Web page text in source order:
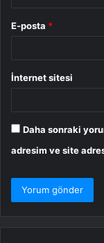
E-posta *
İnternet sitesi
Daha sonraki
adresim ve site